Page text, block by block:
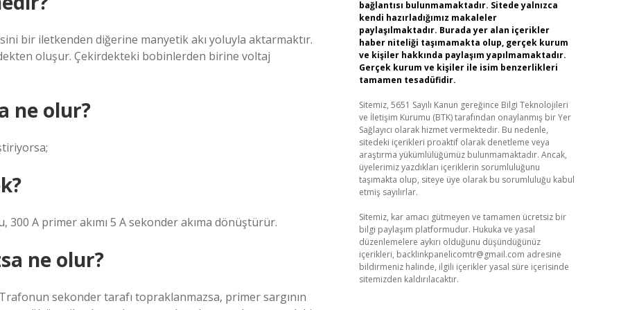
bir iletkenden diğerine manyetik akı yoluyla aktarmaktır.
oluşur. Çekirdekteki bobinlerden birine voltaj
ne olur?
A primer akımı 5 A sekonder akıma dönüştürür.
ne olur?
sekonder tarafı topraklanmazsa, primer sargının
bağlantısı bulunmamaktadır. Sitede yalnızca
kendi hazırladığımız makaleler
paylaşılmaktadır. Burada yer alan içerikler
haber niteliği taşımamakta olup, gerçek kurum
ve kişiler hakkında paylaşım yapılmamaktadır.
Gerçek kurum ve kişiler ile isim benzerlikleri
tamamen tesadüfidir.
Sitemiz, 5651 Sayılı Kanun gereğince Bilgi Teknolojileri
ve İletişim Kurumu (BTK) tarafından onaylanmış bir Yer
Sağlayıcı olarak hizmet vermektedir. Bu nedenle,
sitedeki içerikleri proaktif olarak denetleme veya
araştırma yükümlülüğümüz bulunmamaktadır. Ancak,
üyelerimiz yazdıkları içeriklerin sorumluluğunu
taşımakta olup, siteye üye olarak bu sorumluluğu kabul
etmiş sayılırlar.
Sitemiz, kar amacı gütmeyen ve tamamen ücretsiz bir
bilgi paylaşım platformudur. Hukuka ve yasal
düzenlemelere aykırı olduğunu düşündüğünüz
içerikleri, backlinkpanelicomtr@gmail.com adresine
bildirmeniz halinde, ilgili içerikler yasal süre içerisinde
sitemizden kaldırılacaktır.